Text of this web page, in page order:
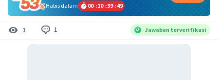
Habis dalam
00 :10 :39 :49
1 1 Jawaban terverifikasi